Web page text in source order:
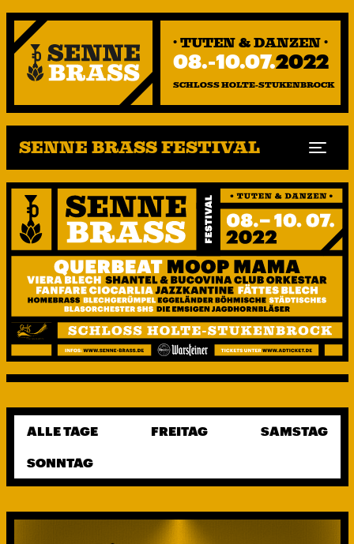
· TUTEN & DANZEN ·
08.-10.07.2022
SCHLOSS HOLTE-STUKENBROCK
SENNE BRASS FESTIVAL
ALLE TAGE FREITAG SAMSTAG
SONNTAG